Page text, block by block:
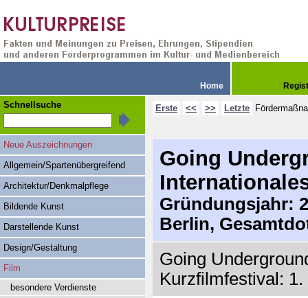
Home
Erste << >> Letzte
Going
Gründungsjahr:
Berlin,
Going
Kurzfilmfestival:
Schnellsuche
Neue Auszeichnungen
Allgemein/Spartenübergreifend
Architektur/Denkmalpflege
Bildende Kunst
Darstellende Kunst
Design/Gestaltung
Film
besondere Verdienste